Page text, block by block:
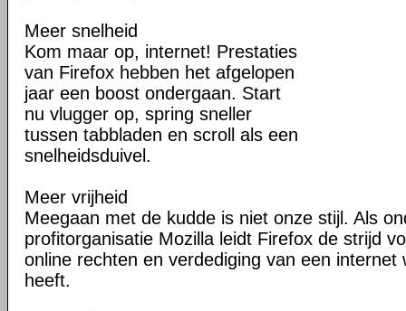
Meer snelheid
Kom maar op, internet! Prestaties
van Firefox hebben het afgelopen
jaar een boost ondergaan. Start
nu vlugger op, spring sneller
tussen tabbladen en scroll als een
snelheidsduivel.
Meer vrijheid
Meegaan met de kudde is niet onze stijl. Als
profitorganisatie Mozilla leidt Firefox de strijd
online rechten en verdediging van een internet
heeft.